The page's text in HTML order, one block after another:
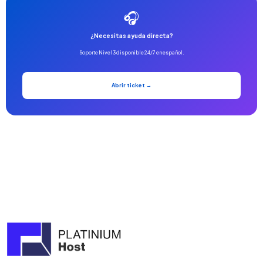
🎧
¿Necesitas ayuda directa?
Soporte Nivel 3 disponible 24/7 en español.
Abrir ticket →